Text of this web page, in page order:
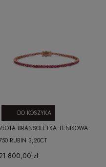
ZŁOTA BRANSOLETKA TENISOWA
RUBIN 3,20CT
800,00 zł
DO KOSZYKA